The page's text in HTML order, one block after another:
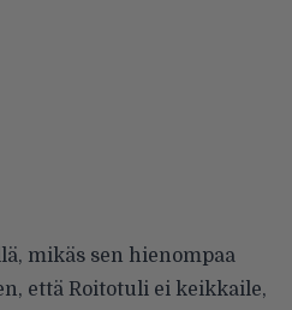
mikäs sen hienompaa
että Roitotuli ei keikkaile,